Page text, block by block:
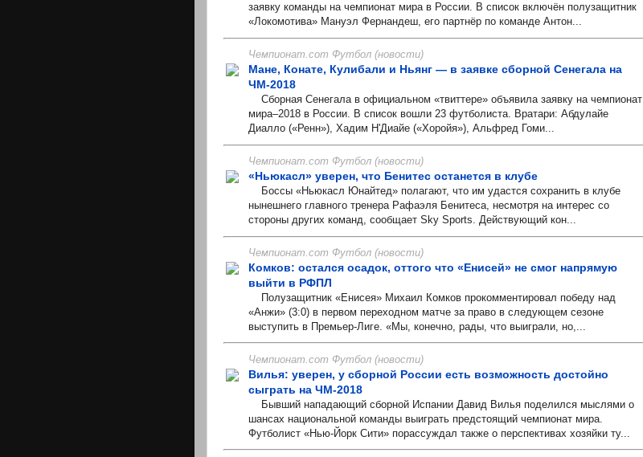
заявку команды на чемпионат мира в России. В список включён полузащитник
«Локомотива» Мануэл Фернандеш, его партнёр по команде Антон...
Чемпионат.com Футбол (новости)
Мане, Конате, Кулибали и Ньянг — в заявке сборной Сенегала на
ЧМ-2018
Сборная Сенегала в официальном «твиттере» объявила заявку на чемпионат
мира–2018 в России. В список вошли 23 футболиста. Вратари: Абдулайе
Диалло («Ренн»), Хадим Н'Диайе («Хоройя»), Альфред Гоми...
Чемпионат.com Футбол (новости)
«Ньюкасл» уверен, что Бенитес останется в клубе
Боссы «Ньюкасл Юнайтед» полагают, что им удастся сохранить в клубе
нынешнего главного тренера Рафаэля Бенитеса, несмотря на интерес со
стороны других команд, сообщает Sky Sports. Действующий кон...
Чемпионат.com Футбол (новости)
Комков: остался осадок, оттого что «Енисей» не смог напрямую
выйти в РФПЛ
Полузащитник «Енисея» Михаил Комков прокомментировал победу над
«Анжи» (3:0) в первом переходном матче за право в следующем сезоне
выступить в Премьер-Лиге. «Мы, конечно, рады, что выиграли, но,...
Чемпионат.com Футбол (новости)
Вилья: уверен, у сборной России есть возможность достойно
сыграть на ЧМ-2018
Бывший нападающий сборной Испании Давид Вилья поделился мыслями о
шансах национальной команды выиграть предстоящий чемпионат мира.
Футболист «Нью-Йорк Сити» порассуждал также о перспективах хозяйки ту...